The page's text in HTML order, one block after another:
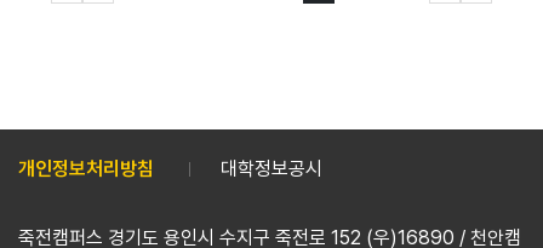
개인정보처리방침 대학정보공시
죽전캠퍼스 경기도 용인시 수지구 죽전로 152 (우)16890 / 천안캠